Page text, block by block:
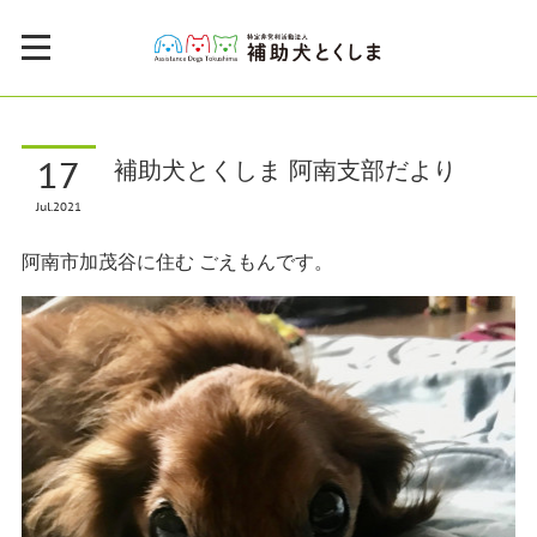
17
Jul2021
補助犬とくしま 阿南支部だより
阿南市加茂谷に住む ごえもんです。